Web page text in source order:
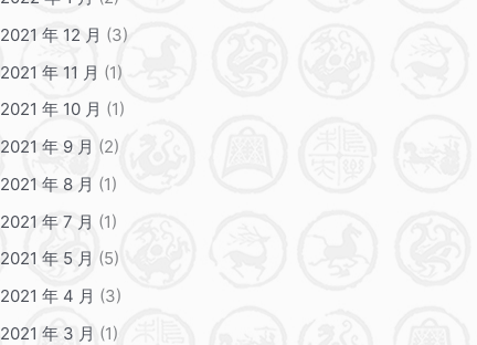
2021 年 12 月 (3)
2021 年 11 月 (1)
2021 年 10 月 (1)
2021 年 9 月 (2)
2021 年 8 月 (1)
2021 年 7 月 (1)
2021 年 5 月 (5)
2021 年 4 月 (3)
2021 年 3 月 (1)